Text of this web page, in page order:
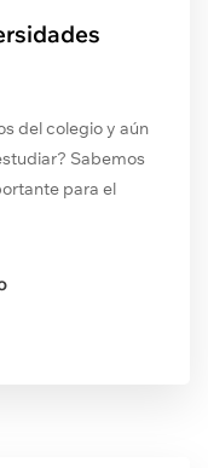
del colegio y aún
Sabemos
para el